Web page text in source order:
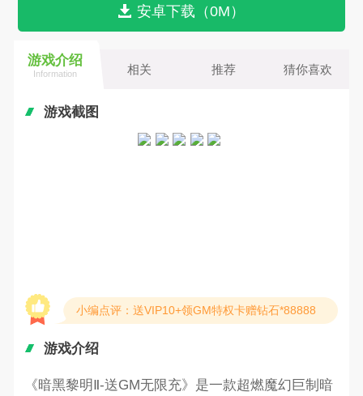
安卓下载（0M）
游戏介绍
Information 相关 推荐 猜你喜欢
游戏截图
小编点评：送VIP10+领GM特权卡赠钻石*88888
游戏介绍
《暗黑黎明Ⅱ-送GM无限充》是一款超燃魔幻巨制暗